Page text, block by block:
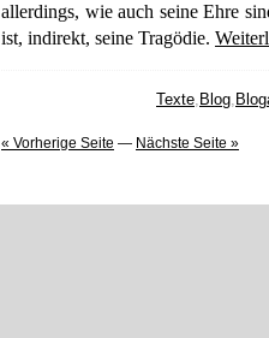
allerdings, wie auch seine Ehre
ist, indirekt, seine Tragödie.
Texte, Blog,
« Vorherige Seite — Nächste Seite »